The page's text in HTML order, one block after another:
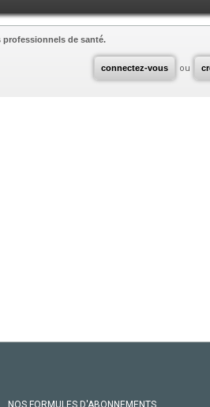
connectez-vous ou
professionnels de santé.
NOS FORMULES D'ABONNEMENTS